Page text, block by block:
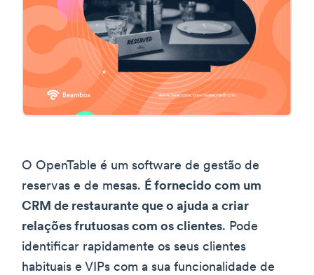
O OpenTable é um software de gestão de
reservas e de mesas. É fornecido com um
CRM de restaurante que o ajuda a criar
relações frutuosas com os clientes. Pode
identificar rapidamente os seus clientes
habituais e VIPs com a sua funcionalidade de